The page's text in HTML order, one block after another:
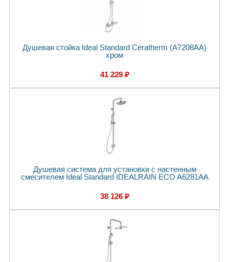
Душевая стойка Ideal Standard Ceratherm (A7208AA)
хром
41 229 ₽
Душевая система для установки с настенным
смесителем Ideal Standard IDEALRAIN ECO A6281AA
38 126 ₽